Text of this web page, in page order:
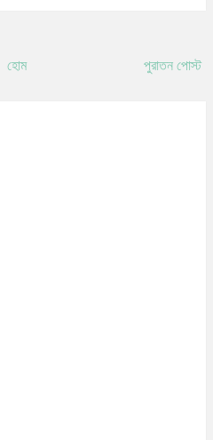
পুরাতন পোস্ট
হোম